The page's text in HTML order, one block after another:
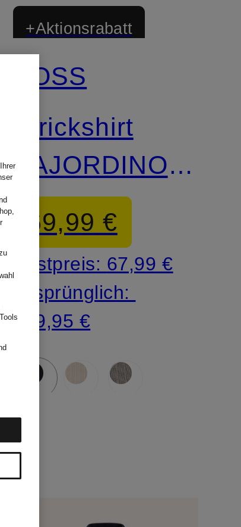
+Aktionsrabatt
BOSS
Strickshirt
KAJORDINO
mit Leinen
69,99 €
Bestpreis: 67,99 €
Ursprünglich:
139,95 €